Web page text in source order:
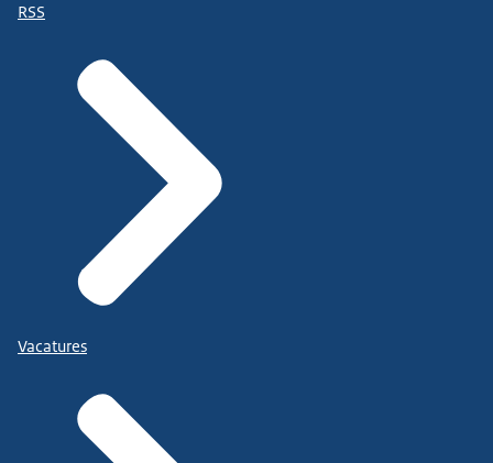
RSS
Vacatures